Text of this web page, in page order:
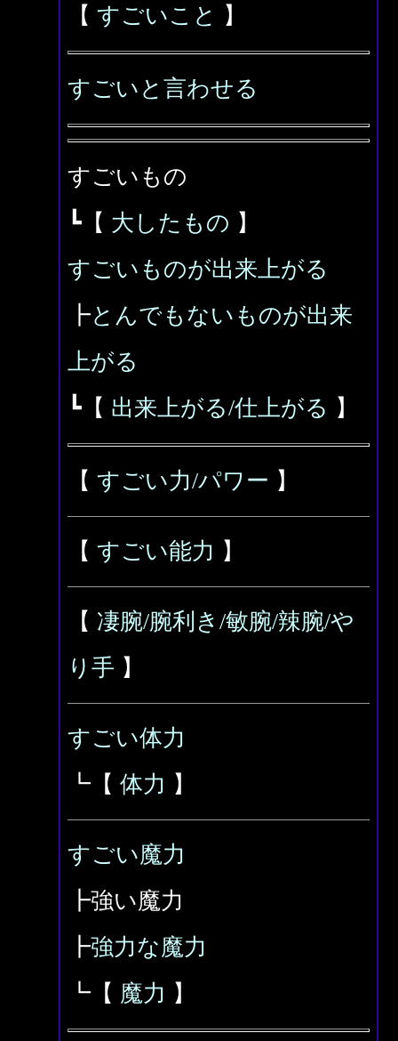
【 すごいこと 】
すごいと言わせる
すごいもの
┗【 大したもの 】
すごいものが出来上がる
┣とんでもないものが出来
上がる
┗【 出来上がる/仕上がる 】
【 すごい力/パワー 】
【 すごい能力 】
【 凄腕/腕利き/敏腕/辣腕/や
り手 】
すごい体力
┗【 体力 】
すごい魔力
┣強い魔力
┣強力な魔力
┗【 魔力 】